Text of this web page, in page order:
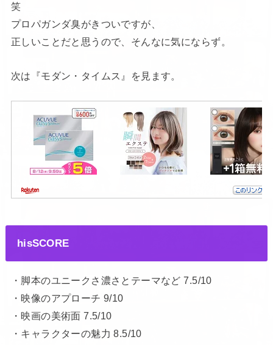
笑
プロパガンダ臭がきついですが、
正しいことだと思うので、そんなに気にならず。
次は『モダン・タイムス』を見ます。
hisSCORE
・脚本のユニークさ濃さとテーマなど 7.5/10
・映像のアプローチ 9/10
・映画の美術面 7.5/10
・キャラクターの魅力 8.5/10